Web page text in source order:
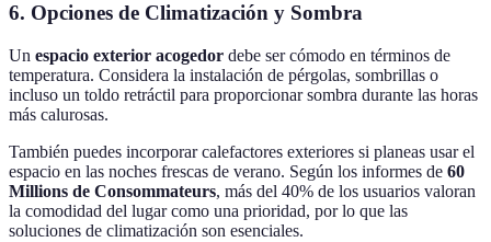
6. Opciones de Climatización y Sombra
Un espacio exterior acogedor debe ser cómodo en términos de
temperatura. Considera la instalación de pérgolas, sombrillas o
incluso un toldo retráctil para proporcionar sombra durante las horas
más calurosas.
También puedes incorporar calefactores exteriores si planeas usar el
espacio en las noches frescas de verano. Según los informes de 60
Millions de Consommateurs, más del 40% de los usuarios valoran
la comodidad del lugar como una prioridad, por lo que las
soluciones de climatización son esenciales.